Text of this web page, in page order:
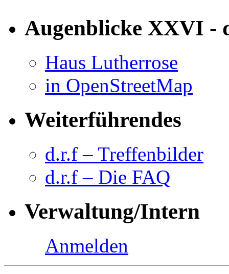
Augenblicke XXVI -
Haus Lutherrose
in OpenStreetMap
Weiterführendes
d.r.f – Treffenbilder
d.r.f – Die FAQ
Verwaltung/Intern
Anmelden